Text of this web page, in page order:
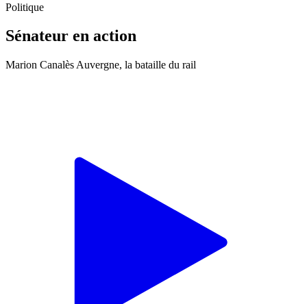
Politique
Sénateur en action
Marion Canalès Auvergne, la bataille du rail